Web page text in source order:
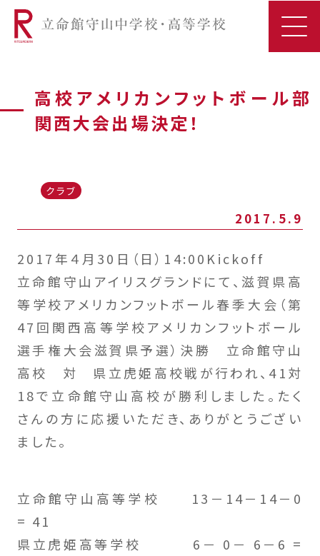
高校アメリカンフットボール部
関西大会出場決定！
クラブ
2017.5.9
2017年４月30日（日）14:00Kickoff
立命館守山アイリスグランドにて、滋賀県高
等学校アメリカンフットボール春季大会（第
47回関西高等学校アメリカンフットボール
選手権大会滋賀県予選）決勝 立命館守山
高校 対 県立虎姫高校戦が行われ、41対
18で立命館守山高校が勝利しました。たく
さんの方に応援いただき、ありがとうござい
ました。
立命館守山高等学校 13－14－14－0
= 41
県立虎姫高等学校 6－ 0－ 6－6 =